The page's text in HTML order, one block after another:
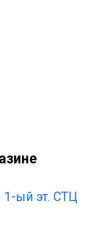
1-ый эт. СТЦ